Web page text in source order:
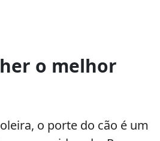
o melhor
o porte do cão é um